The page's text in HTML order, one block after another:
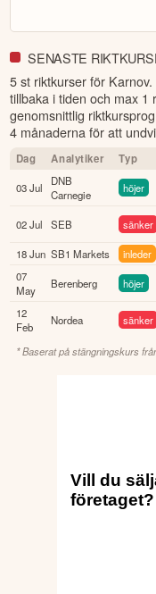
SENASTE
5 st riktkurser för Karnov.
tillbaka i tiden och max 1
genomsnittlig
4 månaderna för att
Dag Analytiker Typ
03 Jul
DNB
Carnegie
höjer
02 Jul SEB sänker
18 Jun SB1 Markets inleder
07
May
Berenberg höjer
12
Feb
Nordea sänker
* Baserat på stängningskurs